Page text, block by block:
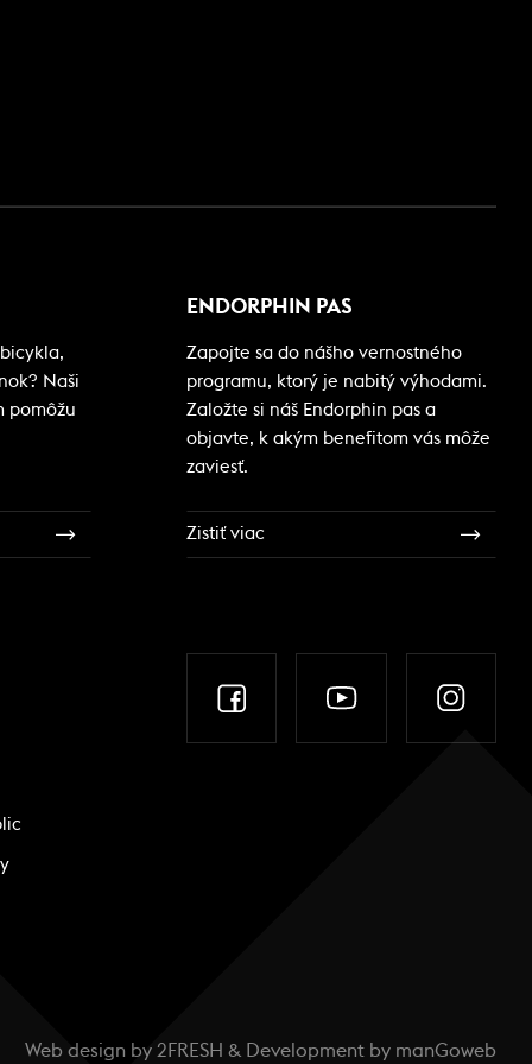
Naši
pomôžu
ENDORPHIN PAS
Zapojte sa do nášho vernostného
programu, ktorý je nabitý výhodami.
Založte si náš Endorphin pas a
objavte, k akým benefitom vás môže
zaviesť.
Zistiť viac
Web design by 2FRESH & Development by manGoweb